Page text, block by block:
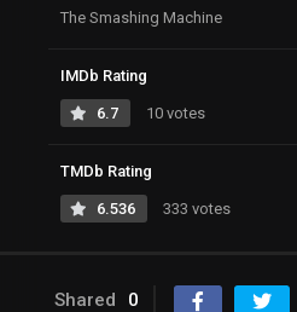
The Smashing Machine
IMDb Rating
6.7 10 votes
TMDb Rating
6.536 333 votes
Shared 0